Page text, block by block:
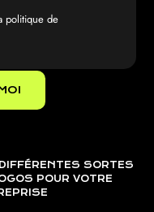
SORTES
POUR VOTRE
politique de